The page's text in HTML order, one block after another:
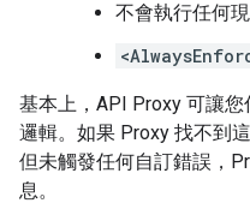
不會執行任何
基本上，API Proxy 可讓
邏輯。如果 Proxy 找不到
但未觸發任何自訂錯誤，
息。